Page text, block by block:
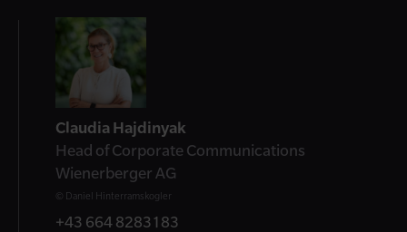
Kontakt
Claudia Hajdinyak
Head of Corporate Communications
Wienerberger AG
© Daniel Hinterramskogler
+43 664 8283183